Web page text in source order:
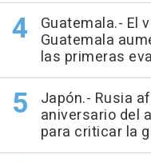
Guatemala.- El
Guatemala
las primeras
Japón.- Rusia
aniversario del
para criticar la